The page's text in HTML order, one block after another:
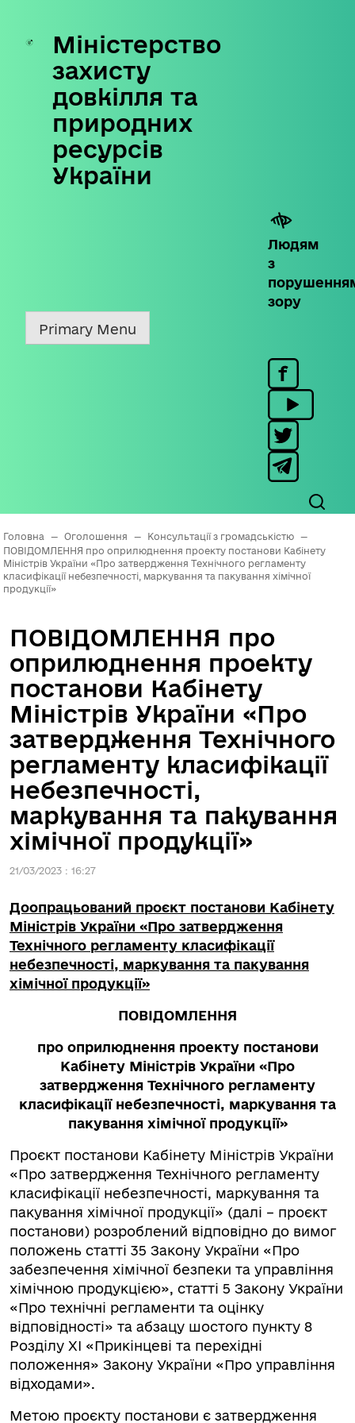
Skip
content
Міністерство
захисту
довкілля та
природних
ресурсів
України
Людям
з
зору
Primary Menu
Головна — Оголошення — Консультації з громадськістю
—
ПОВІДОМЛЕННЯ про оприлюднення проекту постанови Кабінету
Міністрів України «Про затвердження Технічного регламенту
класифікації небезпечності, маркування та пакування хімічної
продукції»
ПОВІДОМЛЕННЯ про
оприлюднення проекту
постанови Кабінету
Міністрів України «Про
затвердження Технічного
регламенту класифікації
небезпечності,
маркування та пакування
хімічної продукції»
21/03/2023 : 16:27
Доопрацьований проєкт постанови Кабінету
Міністрів України «Про затвердження
Технічного регламенту класифікації
небезпечності, маркування та пакування
хімічної продукції»
ПОВІДОМЛЕННЯ
про оприлюднення проекту постанови
Кабінету Міністрів України «Про
затвердження Технічного регламенту
класифікації небезпечності, маркування та
пакування хімічної продукції»
Проєкт постанови Кабінету Міністрів України
«Про затвердження Технічного регламенту
класифікації небезпечності, маркування та
пакування хімічної продукції» (далі – проєкт
постанови) розроблений відповідно до вимог
положень статті 35 Закону України «Про
забезпечення хімічної безпеки та управління
хімічною продукцією», статті 5 Закону України
«Про технічні регламенти та оцінку
відповідності» та абзацу шостого пункту 8
Розділу ХІ «Прикінцеві та перехідні
положення» Закону України «Про управління
відходами».
Метою проєкту постанови є затвердження